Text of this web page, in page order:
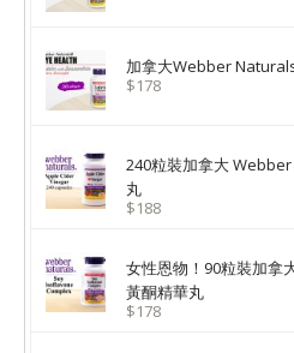
加拿大Webber
$178
240粒裝加拿大
丸
$188
女性恩物！90粒裝加
黃酮精華丸
$178